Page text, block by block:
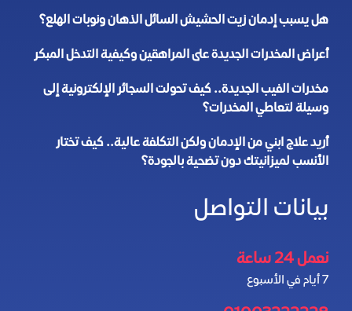
هل يسبب إدمان زيت الحشيش السائل الذهان ونوبات الهلع؟
أعراض المخدرات الجديدة على المراهقين وكيفية التدخل المبكر
مخدرات الفيب الجديدة.. كيف تحولت السجائر الإلكترونية إلى
وسيلة لتعاطي المخدرات؟
أريد علاج ابني من الإدمان ولكن التكلفة عالية.. كيف تختار
الأنسب لميزانيتك دون تضحية بالجودة؟
بيانات التواصل
نعمل 24 ساعة
7 أيام في الأسبوع